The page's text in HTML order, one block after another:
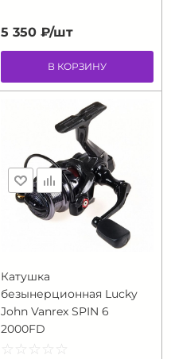
5 350 ₽/шт
В КОРЗИНУ
Катушка
безынерционная Lucky
John Vanrex SPIN 6
2000FD
☆ ☆ ☆ ☆ ☆
★ ★ ★ ★ ★